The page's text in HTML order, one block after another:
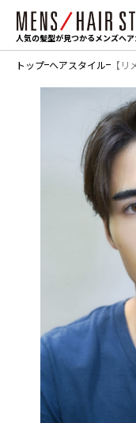
人気の髪型が見つかるメンズヘ
トップ ヘアスタイル 【